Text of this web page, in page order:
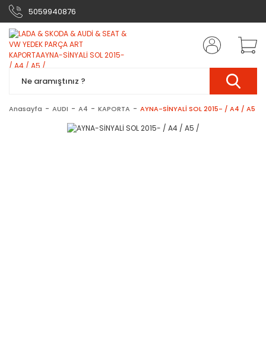
5059940876
Anasayfa AUDI A4 KAPORTA AYNA-SİNYALİ SOL 2015- / A4 / A5 /